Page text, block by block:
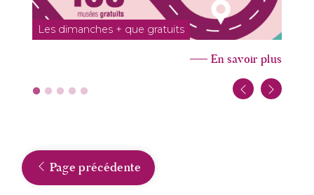
Les dimanches + que gratuits
En savoir plus
Page précédente